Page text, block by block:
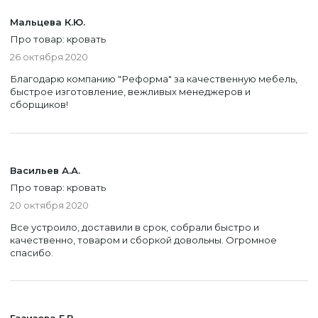
Мальцева К.Ю.
Про товар: кровать
26 октября 2020
Благодарю компанию "Реформа" за качественную мебель,
быстрое изготовление, вежливых менеджеров и
сборщиков!
Васильев А.А.
Про товар: кровать
20 октября 2020
Все устроило, доставили в срок, собрали быстро и
качественно, товаром и сборкой довольны. Огромное
спасибо.